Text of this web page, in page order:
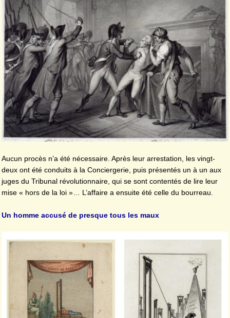
Aucun procès n’a été nécessaire. Après leur arrestation, les vingt-
deux ont été conduits à la Conciergerie, puis présentés un à un aux
juges du Tribunal révolutionnaire, qui se sont contentés de lire leur
mise « hors de la loi »… L’affaire a ensuite été celle du bourreau.
Un homme accusé de presque tous les maux